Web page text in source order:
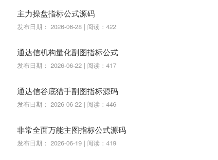
(LOW,6)>=5 AND HV03;
V02,6)=1 AND HHVBARS(HIGH,7)=2 AND LLVBARS
(LOW,7)>=6 AND HV04;
V02,6)=1 AND HHVBARS(HIGH,7)=1 AND LLVBARS
HV4:=COUNT(HV00,8)>=3 AND COUNT(HV01 OR H
V02,7)<=2 AND HHVBARS(HIGH,8)=2 AND LLVBAR
主力操盘指标公式源码
发布日期： 2026-06-28 | 阅读：422
通达信机构量化副图指标公式
发布日期： 2026-06-22 | 阅读：417
通达信谷底猎手副图指标源码
发布日期： 2026-06-22 | 阅读：446
非常全面万能主图指标公式源码
发布日期： 2026-06-19 | 阅读：419